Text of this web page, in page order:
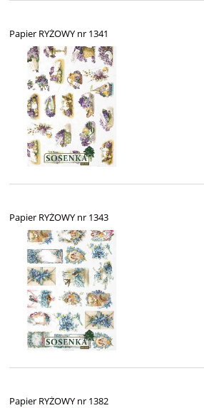
Papier RYŻOWY nr 1341
Papier RYŻOWY nr 1343
Papier RYŻOWY nr 1382